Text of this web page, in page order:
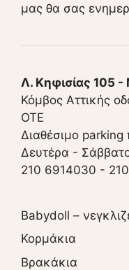
μας θα σας
Λ. Κηφισίας 105 -
Κόμβος Αττικής
ΟΤΕ
Διαθέσιμο
Δευτέρα -
210 6914030 -
Babydoll –
Κορμάκια
Βρακάκια